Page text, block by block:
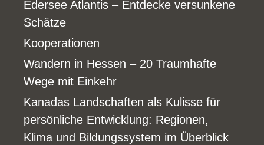
Edersee Atlantis – Entdecke versunkene
Schätze
Kooperationen
Wandern in Hessen – 20 Traumhafte
Wege mit Einkehr
Kanadas Landschaften als Kulisse für
persönliche Entwicklung: Regionen,
Klima und Bildungssystem im Überblick